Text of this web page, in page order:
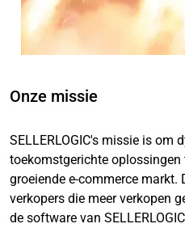
Onze missie
SELLERLOGIC's missie is om
toekomstgerichte
groeiende e-commerce
verkopers die meer verkopen
de software van